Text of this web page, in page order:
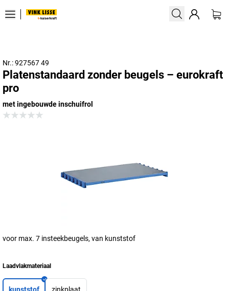
Nr.: 927567 49
Platenstandaard zonder beugels – eurokraft
pro
met ingebouwde inschuifrol
voor max. 7 insteekbeugels, van kunststof
Laadvlakmateriaal